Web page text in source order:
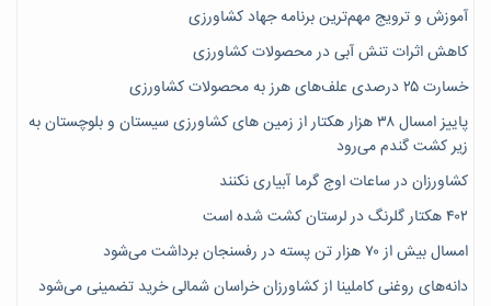
آموزش و ترویج مهم‌ترین برنامه جهاد کشاورزی
کاهش اثرات تنش آبی در محصولات کشاورزی
خسارت ۲۵ درصدی علف‌های هرز به محصولات کشاورزی
پاییز امسال ۳۸ هزار هکتار از زمین های کشاورزی سیستان و بلوچستان به
زیر کشت گندم می‌رود
کشاورزان در ساعات اوج گرما آبیاری نکنند
۴۰۲ هکتار گلرنگ در لرستان کشت شده است
امسال بیش از ۷۰ هزار تن پسته در رفسنجان برداشت می‌شود
دانه‌های روغنی کاملینا از کشاورزان خراسان شمالی خرید تضمینی می‌شود